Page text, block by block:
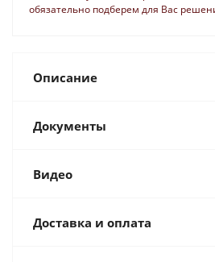
обязательно подберем для Вас
Описание
Документы
Видео
Доставка и оплата